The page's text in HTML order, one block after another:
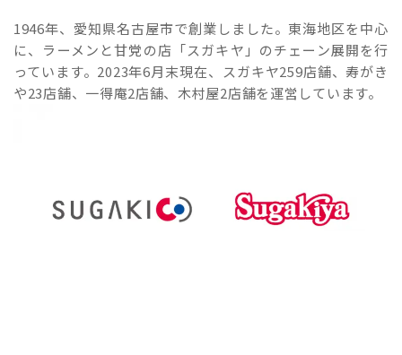
1946年、愛知県名古屋市で創業しました。東海地区を中心
に、ラーメンと甘党の店「スガキヤ」のチェーン展開を行
っています。2023年6月末現在、スガキヤ259店舗、寿がき
や23店舗、一得庵2店舗、木村屋2店舗を運営しています。